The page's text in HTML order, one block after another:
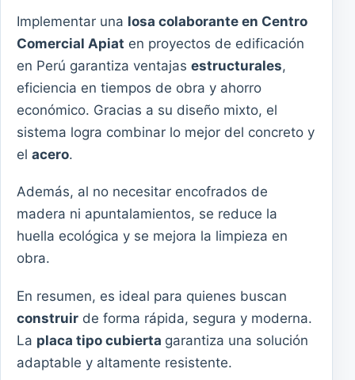
Implementar una losa colaborante en Centro
Comercial Apiat en proyectos de edificación
en Perú garantiza ventajas estructurales,
eficiencia en tiempos de obra y ahorro
económico. Gracias a su diseño mixto, el
sistema logra combinar lo mejor del concreto y
el acero.
Además, al no necesitar encofrados de
madera ni apuntalamientos, se reduce la
huella ecológica y se mejora la limpieza en
obra.
En resumen, es ideal para quienes buscan
construir de forma rápida, segura y moderna.
La placa tipo cubierta garantiza una solución
adaptable y altamente resistente.